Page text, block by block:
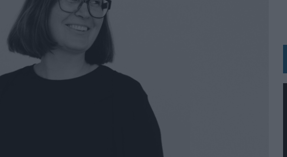
A CASONÁ Y ASUME LA GESTIÓN DE SUS RELACIONES CON LOS MEDIOS
ACERCA EL PARAÍSO CANARIO EN SU ÚLTIMA CAMPAÑA INTERNACIONAL
ARIAS): “LA CONSTRUCCIÓN DE MARCA A LARGO PLAZO Y LA MEDICIÓN SON DOS CARAS DE LA MISMA
22GRADOS PARA LOPESAN HOTELS & RESORTS
QUE SE DISFRUTA DOS VECES’, DE INUSUALY PARA CERVEZA CAPAZ
DE DENTSU CREATIVE PARA ORANGE
CADA BOTELLA EN UNA OPORTUNIDAD DE INCLUSIÓN
PERFECTO DEL VERANO’
TRANSFORMADOR DEL AUDIO EN SU NUEVA CAMPAÑA GLOBAL DE MARCA